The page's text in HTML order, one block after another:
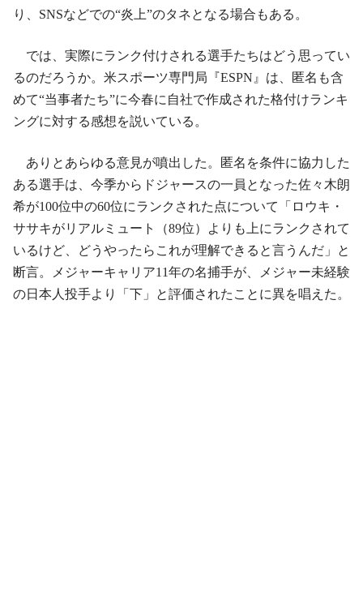
り、SNSなどでの“炎上”のタネとなる場合もある。
では、実際にランク付けされる選手たちはどう思ってい
るのだろうか。米スポーツ専門局『ESPN』は、匿名も含
めて“当事者たち”に今春に自社で作成された格付けランキ
ングに対する感想を説いている。
ありとあらゆる意見が噴出した。匿名を条件に協力した
ある選手は、今季からドジャースの一員となった佐々木朗
希が100位中の60位にランクされた点について「ロウキ・
ササキがリアルミュート（89位）よりも上にランクされて
いるけど、どうやったらこれが理解できると言うんだ」と
断言。メジャーキャリア11年の名捕手が、メジャー未経験
の日本人投手より「下」と評価されたことに異を唱えた。